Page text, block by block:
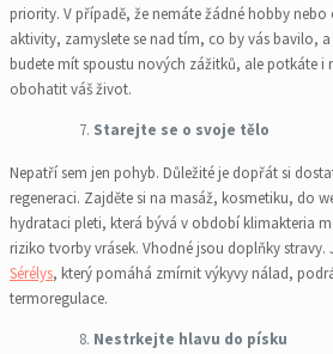
priority. V případě, že nemáte žádné hobby
aktivity, zamyslete se nad tím, co by vás bavilo,
budete mít spoustu nových zážitků, ale potkáte
obohatit váš život.
Starejte se o svoje tělo
Nepatří sem jen pohyb. Důležité je dopřát si
regeneraci. Zajděte si na masáž, kosmetiku, do
hydrataci pleti, která bývá v období klimakteria
riziko tvorby vrásek. Vhodné jsou doplňky
Sérélys, který pomáhá zmírnit výkyvy nálad,
termoregulace.
Nestrkejte hlavu do písku